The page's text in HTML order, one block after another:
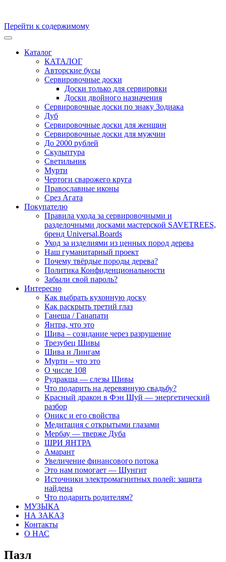
Перейти к содержимому
Скульптуры и предметы интерьера из ценных пород дерева.
Производство и продажа. Уникальные товары, для
удивительных персон
Каталог
КАТАЛОГ
Авторские бусы
Сервировочные доски
Доски только для сервировки
Доски двойного назначения
Сервировочные доски по знаку Зодиака
Дуб
Сервировочные доски для женщин
Сервировочные доски для мужчин
До 2000 рублей
Скульптура
Светильник
Мурти
Чертоги сварожего круга
Православные иконы
Срез Агата
Покупателю
Правила ухода за сервировочными и
разделочными досками мастерской SAVETREES,
бренд Universal.Boards
Уход за изделиями из ценных пород дерева
Наш гуманитарный проект
Почему твёрдые породы дерева?
Политика Конфиденциональности
Забыли свой пароль?
Интересно
Как выбрать кухонную доску
Как раскрыть третий глаз
Ганеша / Ганапати
Янтра, что это
Шива – созидание через разрушение
Трезубец Шивы
Шива и Лингам
Мурти – что это
О числе 108
Рудракша — слезы Шивы
Что подарить на деревянную свадьбу?
Красный дракон в Фэн Шуй — энергетический
разбор
Оникс и его свойства
Медитация с открытыми глазами
Мербау — тверже Дуба
ШРИ ЯНТРА
Амарант
Увеличение финансового потока
Это нам помогает — Шунгит
Источники электромагнитных полей: защита
найдена
Что подарить родителям?
МУЗЫКА
НА ЗАКАЗ
Контакты
О НАС
Пазл